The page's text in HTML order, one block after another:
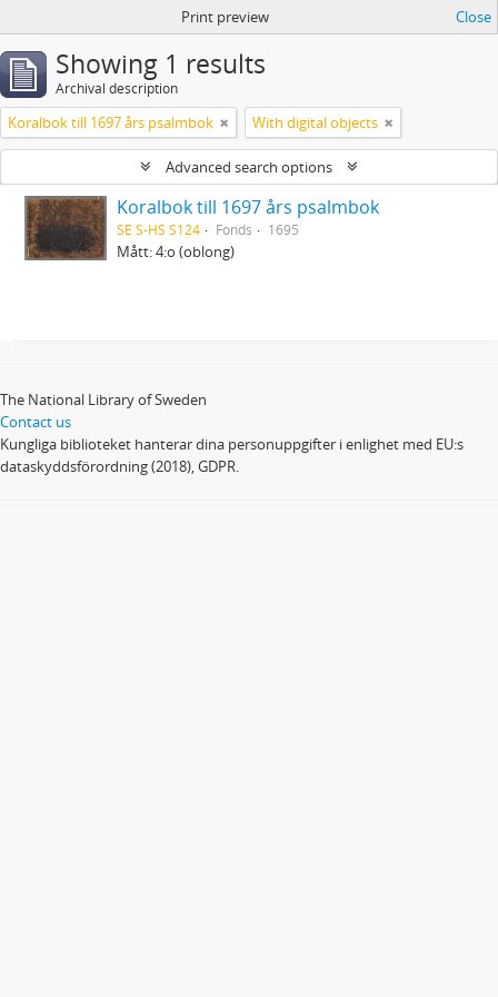
Print preview Close
Showing 1 results
Archival description
Koralbok till 1697 års psalmbok With digital objects
Advanced search options
Koralbok till 1697 års psalmbok
SE S-HS S124 Fonds 1695
Mått: 4:o (oblong)
The National Library of Sweden
Contact us
Kungliga biblioteket hanterar dina personuppgifter i enlighet med EU:s
dataskyddsförordning (2018), GDPR.